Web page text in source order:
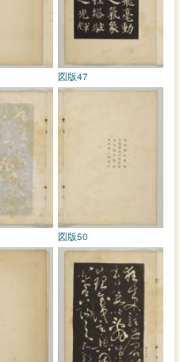
図版47
図版50